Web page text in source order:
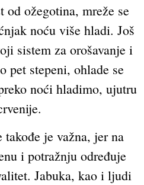
od ožegotina, mreže se
noću više hladi. Još
sistem za orošavanje i
pet stepeni, ohlade se
noći hladimo, ujutru
je važna, jer na
i potražnju određuje
Jabuka, kao i ljudi